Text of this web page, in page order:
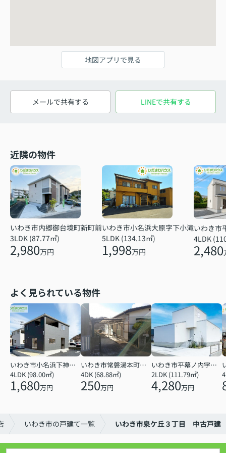
地図アプリで見る
メールで共有する LINEで共有する
近隣の物件
いわき市内郷御台境町新町前
3LDK (87.77㎡)
2,980万円
いわき市小名浜大原字下小滝
5LDK (134.13㎡)
1,998万円
いわき市
4LDK
2,480
よく見られている物件
いわき市小名浜下神白字館ノ腰
4LDK (98.00㎡)
1,680万円
いわき市常磐湯本町天神
4DK (68.88㎡)
250万円
いわき市平幕ノ内字西田
2LDK (111.79㎡)
4,280万円
いわき市の戸建て一覧 いわき市泉ケ丘３丁目 中古戸建